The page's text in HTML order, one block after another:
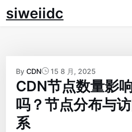
Skip
tosiweiidc
By CDN 15 8 月, 2025
CDN节点数量影
吗？节点分布与
系